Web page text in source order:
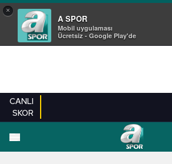
×
A SPOR
Mobil uygulaması
Ücretsiz - Google Play'de
CANLI
SKOR